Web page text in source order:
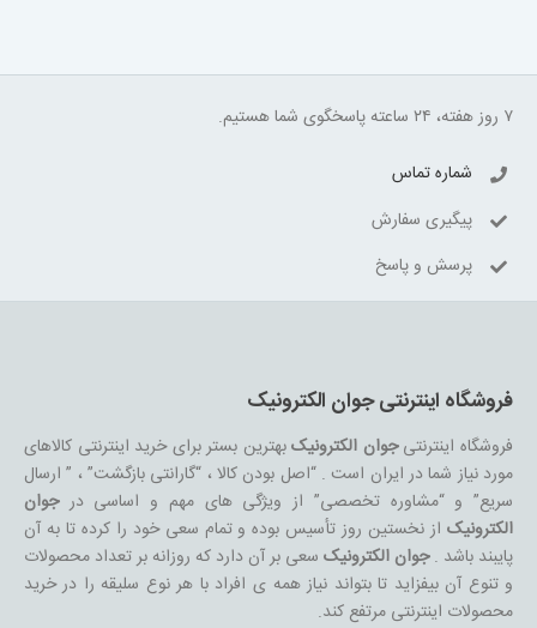
۷ روز هفته، ۲۴ ساعته پاسخگوی شما هستیم.
شماره تماس
پیگیری سفارش
پرسش و پاسخ
فروشگاه اینترنتی جوان الکترونیک
فروشگاه اینترنتیجوان الکترونیکبهترین بستر برای خرید اینترنتی کالاهای
مورد نیاز شما در ایران است . “اصل بودن کالا ، “گارانتی بازگشت” ، ” ارسال
سریع” و “مشاوره تخصصی” از ویژگی های مهم و اساسی درجوان
الکترونیکاز نخستین روز تأسیس بوده و تمام سعی خود را کرده تا به آن
پایبند باشد .جوان الکترونیکسعی بر آن دارد که روزانه بر تعداد محصولات
و تنوع آن بیفزاید تا بتواند نیاز همه ی افراد با هر نوع سلیقه را در خرید
محصولات اینترنتی مرتفع کند.